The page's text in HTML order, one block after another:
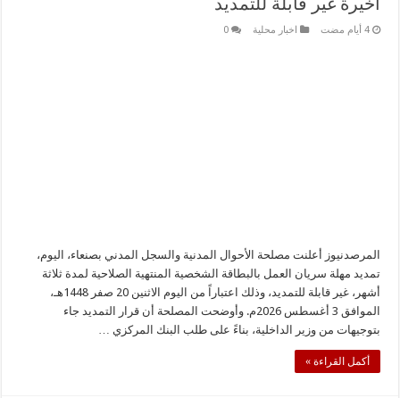
‏4 أيام مضت اخبار محلية 0
المرصدنيوز أعلنت مصلحة الأحوال المدنية والسجل المدني بصنعاء، اليوم،
تمديد مهلة سريان العمل بالبطاقة الشخصية المنتهية الصلاحية لمدة ثلاثة
أشهر، غير قابلة للتمديد، وذلك اعتباراً من اليوم الاثنين 20 صفر 1448هـ،
الموافق 3 أغسطس 2026م. وأوضحت المصلحة أن قرار التمديد جاء
بتوجيهات من وزير الداخلية، بناءً على طلب البنك المركزي …
أكمل القراءة »